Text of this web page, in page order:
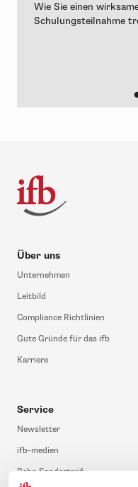
Wie Sie einen
Schulungsteilnahme
Über uns
Unternehmen
Leitbild
Compliance Richtlinien
Gute Gründe für das ifb
Karriere
Service
Newsletter
ifb-medien
Bahn Sondertarif